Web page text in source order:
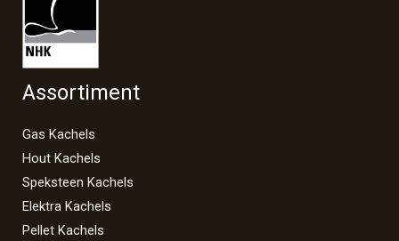
Assortiment
Gas Kachels
Hout Kachels
Speksteen Kachels
Elektra Kachels
Pellet Kachels